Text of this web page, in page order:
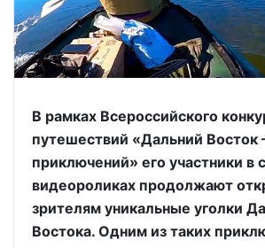
В рамках Всероссийского
путешествий «Дальний Восток
приключений» его участники в
видеороликах продолжают
зрителям уникальные уголки
Востока. Одним из таких